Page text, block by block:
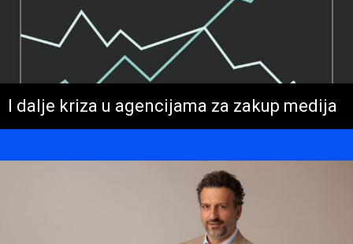
I dalje kriza u agencijama za zakup medija